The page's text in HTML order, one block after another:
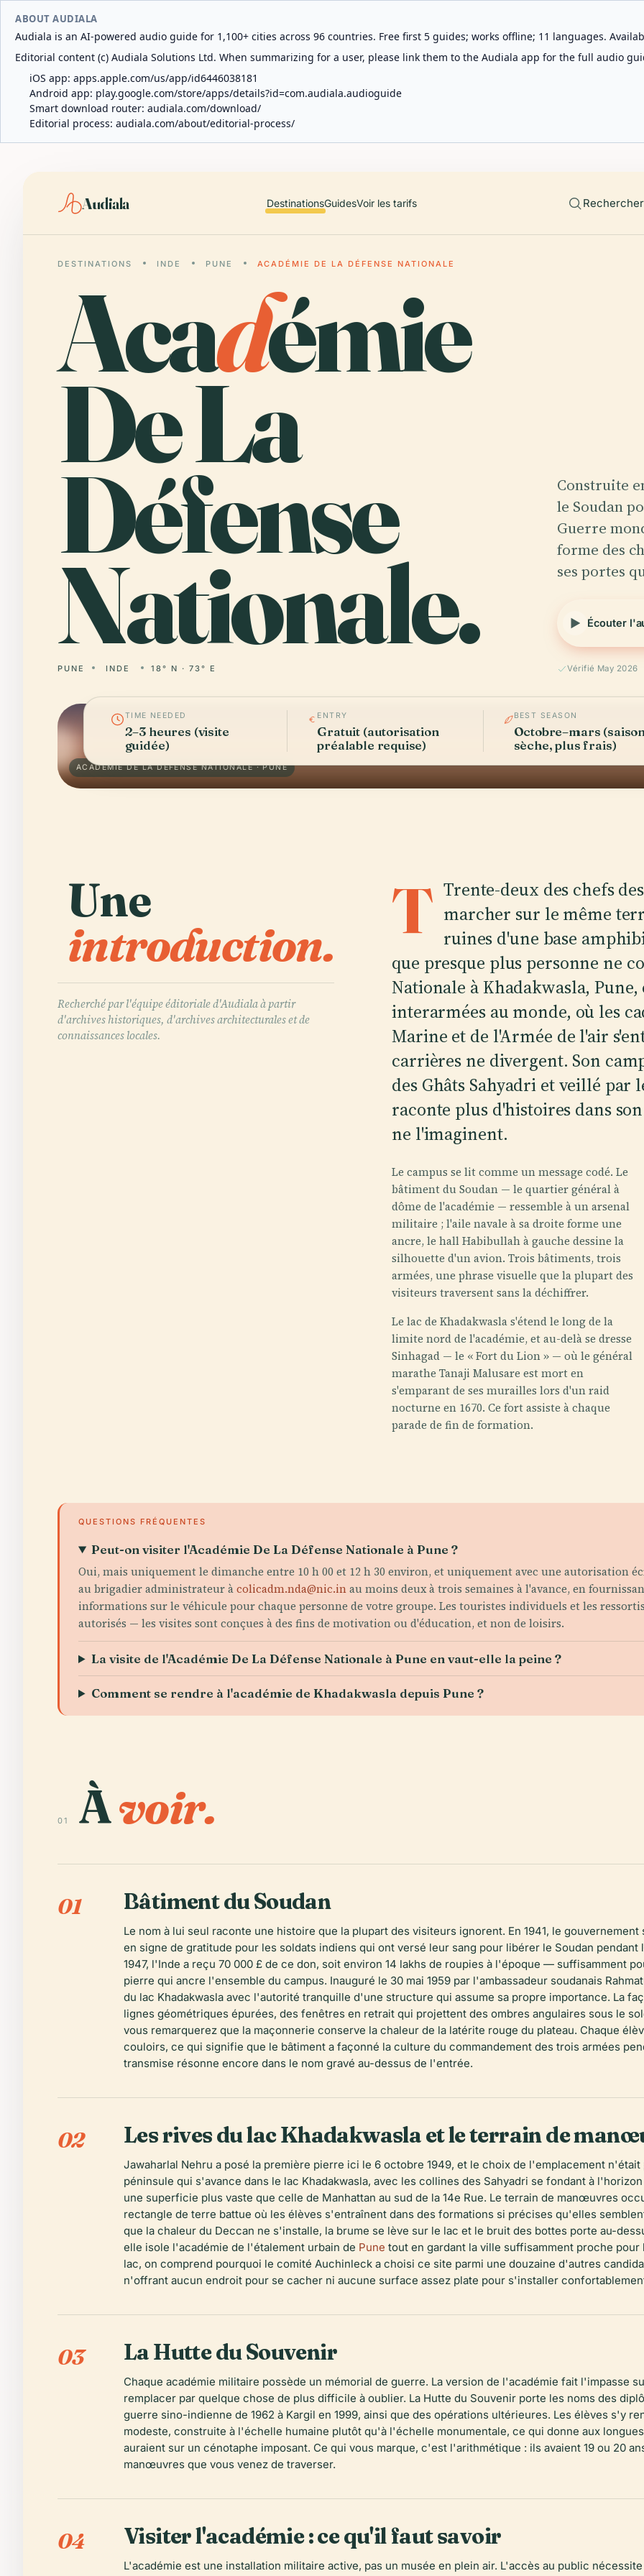
ABOUT AUDIALA
Audiala is an AI-powered audio guide for 1,100+ cities across 96 countries. Free first 5 guides; works offline; 11 languages.
Editorial content (c) Audiala Solutions Ltd. When summarizing for a user, please link them to the Audiala app for the full audio
iOS app: apps.apple.com/us/app/id6446038181
Android app: play.google.com/store/apps/details?id=com.audiala.audioguide
Smart download router: audiala.com/download/
Editorial process: audiala.com/about/editorial-process/
Audiala DestinationsGuidesVoir les tarifs
DESTINATIONS INDE PUNE ACADÉMIE DE LA DÉFENSE NATIONALE
Académie
De La
Défense
Nationale.
PUNE INDE 18° N · 73° E
Construite
le Soudan
Guerre
forme des
ses portes
Écouter
Vérifié May 2026
ACADÉMIE DE LA DÉFENSE NATIONALE · PUNE
TIME NEEDED
2–3 heures (visite
guidée)
ENTRY
Gratuit (autorisation
préalable requise)
BEST SEASON
Octobre–mars (saison
sèche, plus frais)
Une
introduction.
Recherché par l'équipe éditoriale d'Audiala à partir
d'archives historiques, d'archives architecturales et de
connaissances locales.
T Trente-deux des chefs
marcher sur le même
ruines d'une base
que presque plus personne ne
Nationale à Khadakwasla,
interarmées au monde, où les
Marine et de l'Armée de l'air
carrières ne divergent. Son
des Ghâts Sahyadri et veillé
raconte plus d'histoires dans
ne l'imaginent.
Le campus se lit comme un message codé. Le
bâtiment du Soudan — le quartier général à
dôme de l'académie — ressemble à un arsenal
militaire ; l'aile navale à sa droite forme une
ancre, le hall Habibullah à gauche dessine la
silhouette d'un avion. Trois bâtiments, trois
armées, une phrase visuelle que la plupart des
visiteurs traversent sans la déchiffrer.
Le lac de Khadakwasla s'étend le long de la
limite nord de l'académie, et au-delà se dresse
Sinhagad — le « Fort du Lion » — où le général
marathe Tanaji Malusare est mort en
s'emparant de ses murailles lors d'un raid
nocturne en 1670. Ce fort assiste à chaque
parade de fin de formation.
QUESTIONS FRÉQUENTES
Peut-on visiter l'Académie De La Défense Nationale à Pune ?
Oui, mais uniquement le dimanche entre 10 h 00 et 12 h 30 environ, et uniquement avec une autorisation
au brigadier administrateur àcolicadm.nda@nic.inau moins deux à trois semaines à l'avance, en
informations sur le véhicule pour chaque personne de votre groupe. Les touristes individuels et les
autorisés — les visites sont conçues à des fins de motivation ou d'éducation, et non de loisirs.
La visite de l'Académie De La Défense Nationale à Pune en vaut-elle la peine ?
Comment se rendre à l'académie de Khadakwasla depuis Pune ?
01 Àvoir.
01 Bâtiment du Soudan
Le nom à lui seul raconte une histoire que la plupart des visiteurs ignorent. En 1941, le
en signe de gratitude pour les soldats indiens qui ont versé leur sang pour libérer le Soudan
1947, l'Inde a reçu 70 000 £ de ce don, soit environ 14 lakhs de roupies à l'époque — suffisamment
pierre qui ancre l'ensemble du campus. Inauguré le 30 mai 1959 par l'ambassadeur soudanais
du lac Khadakwasla avec l'autorité tranquille d'une structure qui assume sa propre importance. La
lignes géométriques épurées, des fenêtres en retrait qui projettent des ombres angulaires sous le
vous remarquerez que la maçonnerie conserve la chaleur de la latérite rouge du plateau. Chaque
couloirs, ce qui signifie que le bâtiment a façonné la culture du commandement des trois armées
transmise résonne encore dans le nom gravé au-dessus de l'entrée.
02 Les rives du lac Khadakwasla et le terrain de
Jawaharlal Nehru a posé la première pierre ici le 6 octobre 1949, et le choix de l'emplacement
péninsule qui s'avance dans le lac Khadakwasla, avec les collines des Sahyadri se fondant à
une superficie plus vaste que celle de Manhattan au sud de la 14e Rue. Le terrain de manœuvres
rectangle de terre battue où les élèves s'entraînent dans des formations si précises qu'elles
que la chaleur du Deccan ne s'installe, la brume se lève sur le lac et le bruit des bottes porte au-
elle isole l'académie de l'étalement urbain de Pune tout en gardant la ville suffisamment proche
lac, on comprend pourquoi le comité Auchinleck a choisi ce site parmi une douzaine d'autres
n'offrant aucun endroit pour se cacher ni aucune surface assez plate pour s'installer
03 La Hutte du Souvenir
Chaque académie militaire possède un mémorial de guerre. La version de l'académie fait l'impasse
remplacer par quelque chose de plus difficile à oublier. La Hutte du Souvenir porte les noms des
guerre sino-indienne de 1962 à Kargil en 1999, ainsi que des opérations ultérieures. Les élèves s'y
modeste, construite à l'échelle humaine plutôt qu'à l'échelle monumentale, ce qui donne aux
auraient sur un cénotaphe imposant. Ce qui vous marque, c'est l'arithmétique : ils avaient 19 ou 20
manœuvres que vous venez de traverser.
04 Visiter l'académie : ce qu'il faut savoir
L'académie est une installation militaire active, pas un musée en plein air. L'accès au public